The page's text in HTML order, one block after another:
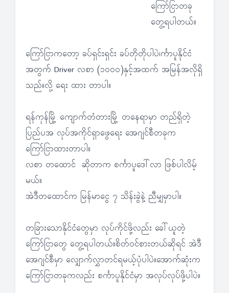
ကြော်ငြာတခု
တွေ့ရပါတယ်။
ကြော်ငြာကတော့ ခပ်ရှင်းရှင်း ခပ်တိုတိုပါပဲ၊င်္ကာပူနိုင်ငံ
အတွက် Driver လစာ (၁ဝဝဝ)နှင့်အထက် အမြန်အလိုရှိ
သည်။လို့ ရေး ထား တာပါ။
ရန်ကုန်မြို့ ကျောက်တံတားမြို့ တနေရာမှာ တည်ရှိတဲ့
ပြည်ပအ လုပ်အကိုင်ရှာဖွေရေး အေဂျင်စီတခုက
ကြော်ငြာထားတာပါ။
လစာ တထောင် ဆိုတာက စင်္ကာပူဒေါ်လာ ဖြစ်ပါလိမ့်
မယ်။
အဲဒီတထောင်က မြန်မာငွေ ၇ သိန်းခွဲနဲ့ ညီမျှမှာပါ။
တခြားသောနိုင်ငံတွေမှာ လုပ်ကိုင်ဖို့လည်း ခေါ်ယူတဲ့
ကြော်ငြာတွေ တွေ့ရပါတယ်။စိတ်ဝင်စားတယ်ဆိုရင် အဲဒီ
အေဂျင်စီမှာ လျှောက်လွှာတင်ရမယ့်ပုံပါပဲ။အောက်ဆုံးက
ကြော်ငြာတခုကလည်း စင်္ကာပူနိုင်ငံမှာ အလုပ်လုပ်ဖို့ပါပဲ။